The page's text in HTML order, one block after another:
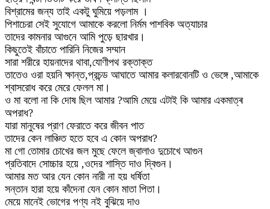
বিশ্রামের জন্য তাই একটু ঘুমিয়ে পড়লাম ।
পিশাচেরা সেই সুযোগে আমাকে করলো নির্মম পাশবিক অত্যাচার
তাদের কামনার আগুনে আমি পুড়ে ছারখার।
কিছুতেই বাঁচাতে পারিনি নিজের সম্মান
সারা শরীরে হায়নাদের থাবা,যোণীপথ রক্তাক্ত
তাতেও ওরা হয়নি ক্ষান্ত,প্রচন্ড আঘাতে আমার কলারবোনটি ও ভেঙ্গে ,আমাকে
শ্বাসরোধ করে মেরে ফেলল মা।
ও মা বলো না কি দোষ ছিল আমার ?আমি মেয়ে এটাই কি আমার একমাত্ৰ
অপরাধ?
যারা মানুষের প্রাণ ফেরাতে করে জীবন পাত
তাদের কেন লাঞ্চিত হতে হবে এ কোন অপরাধ?
মা গো তোমার চোখের জল মুছে ফেলে জ্বালাও দুচোখে আগুন
প্রতিবাদে সোচ্চার হয়ে ,ওদের শাস্তি দাও দ্বিগুন।
আমার মত আর যেন কোন নারী না হয় ধর্ষিতা
সন্তান হারা হয়ে কাঁদেনা যেন কোন মাতা পিতা।
মেয়ে মানেই ভোগের পণ্য নই বুঝিয়ে দাও